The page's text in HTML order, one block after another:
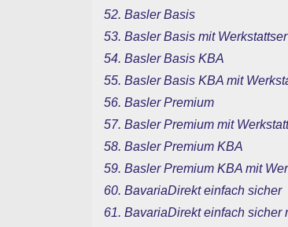
52. Basler Basis
53. Basler Basis mit
54. Basler Basis KBA
55. Basler Basis KBA mit
56. Basler Premium
57. Basler Premium mit
58. Basler Premium KBA
59. Basler Premium KBA mit
60. BavariaDirekt einfach sicher
61. BavariaDirekt einfach sicher